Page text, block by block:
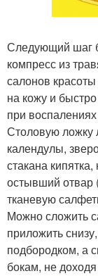
Следующий шаг
компресс из
салонов
на кожу и
при
Столовую
календулы,
стакана
остывший отвар
тканевую
Можно сложить
приложить
подбородком, а
бокам, не доходя